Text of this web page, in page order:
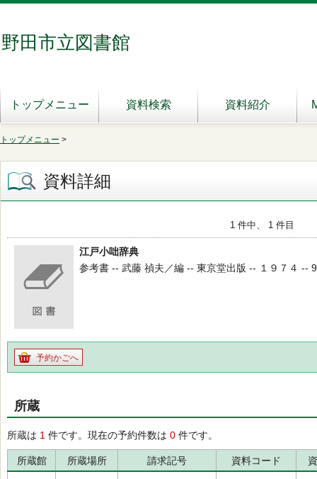
野田市立図書館
トップメニュー 資料検索 資料紹介
トップメニュー >
資料詳細
1 件中、 1 件目
江戸小咄辞典
参考書 -- 武藤 禎夫／編 -- 東京堂出版 -- １９７４ --
予約かごへ
所蔵
所蔵は 1 件です。現在の予約件数は 0 件です。
所蔵館 所蔵場所 請求記号 資料コード